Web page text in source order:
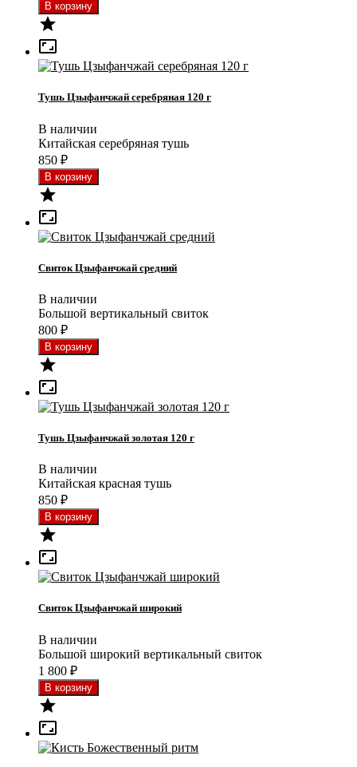


Тушь Цзыфанчжай серебряная 120 г
В наличии
Китайская серебряная тушь
850 ₽


Свиток Цзыфанчжай средний
В наличии
Большой вертикальный свиток
800 ₽


Тушь Цзыфанчжай золотая 120 г
В наличии
Китайская красная тушь
850 ₽


Свиток Цзыфанчжай широкий
В наличии
Большой широкий вертикальный свиток
1 800 ₽

